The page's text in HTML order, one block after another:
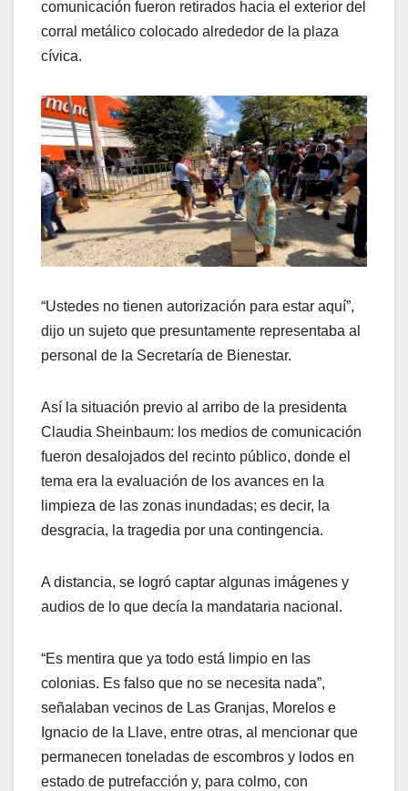
comunicación fueron retirados hacia el exterior del
corral metálico colocado alrededor de la plaza
cívica.
“Ustedes no tienen autorización para estar aquí”,
dijo un sujeto que presuntamente representaba al
personal de la Secretaría de Bienestar.
Así la situación previo al arribo de la presidenta
Claudia Sheinbaum: los medios de comunicación
fueron desalojados del recinto público, donde el
tema era la evaluación de los avances en la
limpieza de las zonas inundadas; es decir, la
desgracia, la tragedia por una contingencia.
A distancia, se logró captar algunas imágenes y
audios de lo que decía la mandataria nacional.
“Es mentira que ya todo está limpio en las
colonias. Es falso que no se necesita nada”,
señalaban vecinos de Las Granjas, Morelos e
Ignacio de la Llave, entre otras, al mencionar que
permanecen toneladas de escombros y lodos en
estado de putrefacción y, para colmo, con